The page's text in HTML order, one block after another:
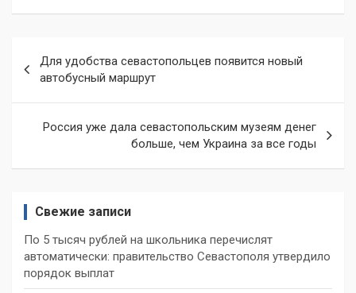
по
записям
Для удобства севастопольцев появится новый
автобусный маршрут
Россия уже дала севастопольским музеям денег
больше, чем Украина за все годы
Свежие записи
По 5 тысяч рублей на школьника перечислят
автоматически: правительство Севастополя утвердило
порядок выплат